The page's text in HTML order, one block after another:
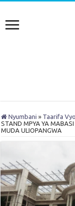
Nyumbani » Taarifa
STAND MPYA YA
MUDA ULIOPANGWA